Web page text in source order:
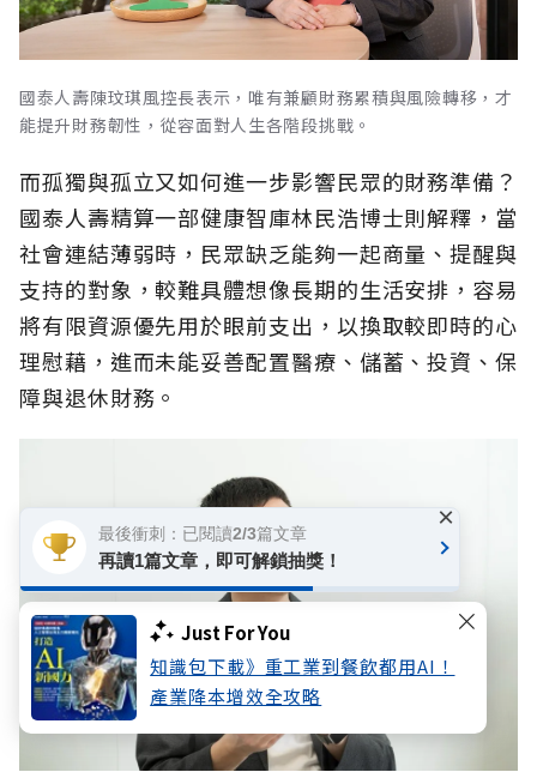
Just For You
知識包下載》重工業到餐飲都用AI！
產業降本增效全攻略
國泰人壽陳玟琪風控長表示，唯有兼顧財務累積與風險轉移，才
能提升財務韌性，從容面對人生各階段挑戰。
而孤獨與孤立又如何進一步影響民眾的財務準備？
國泰人壽精算一部健康智庫林民浩博士則解釋，當
社會連結薄弱時，民眾缺乏能夠一起商量、提醒與
支持的對象，較難具體想像長期的生活安排，容易
將有限資源優先用於眼前支出，以換取較即時的心
理慰藉，進而未能妥善配置醫療、儲蓄、投資、保
障與退休財務。
最後衝刺：已閱讀2/3篇文章
再讀1篇文章，即可解鎖抽獎！
×